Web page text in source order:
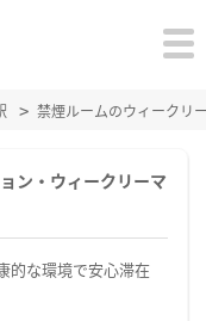
禁煙ルームのウィークリ
ン・ウィークリーマ
的な環境で安心滞在